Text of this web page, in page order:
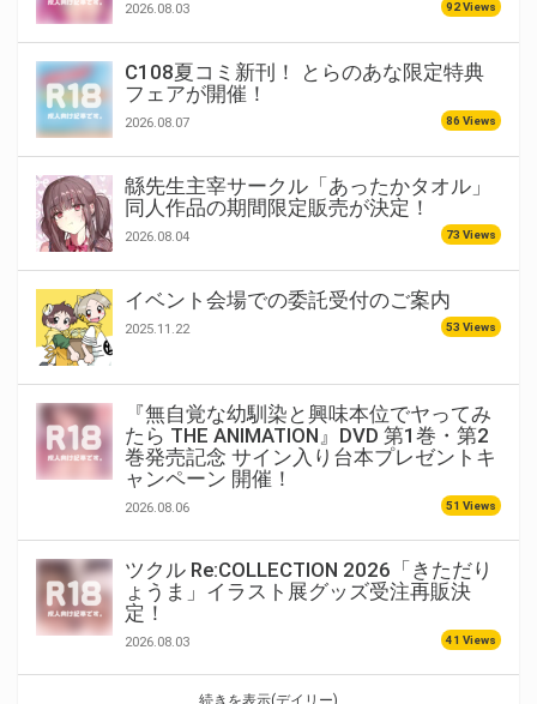
2026.08.03 92 Views
C108夏コミ新刊！ とらのあな限定特典
フェアが開催！
2026.08.07 86 Views
緜先生主宰サークル「あったかタオル」
同人作品の期間限定販売が決定！
2026.08.04 73 Views
イベント会場での委託受付のご案内
2025.11.22 53 Views
『無自覚な幼馴染と興味本位でヤってみ
たら THE ANIMATION』DVD 第1巻・第2
巻発売記念 サイン入り台本プレゼントキ
ャンペーン 開催！
2026.08.06 51 Views
ツクル Re:COLLECTION 2026「きただり
ょうま」イラスト展グッズ受注再販決
定！
2026.08.03 41 Views